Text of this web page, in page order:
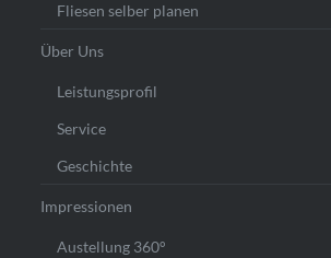
Fliesen selber planen
Über Uns
Leistungsprofil
Service
Geschichte
Impressionen
Austellung 360°